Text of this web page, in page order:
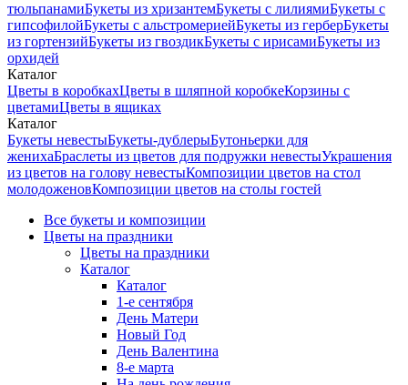
тюльпанамиБукеты из хризантемБукеты с лилиямиБукеты с
гипсофилойБукеты с альстромериейБукеты из герберБукеты
из гортензийБукеты из гвоздикБукеты с ирисамиБукеты из
орхидей
Каталог
Цветы в коробкахЦветы в шляпной коробкеКорзины с
цветамиЦветы в ящиках
Каталог
Букеты невестыБукеты-дублерыБутоньерки для
женихаБраслеты из цветов для подружки невестыУкрашения
из цветов на голову невестыКомпозиции цветов на стол
молодоженовКомпозиции цветов на столы гостей
Все букеты и композиции
Цветы на праздники
Цветы на праздники
Каталог
Каталог
1-е сентября
День Матери
Новый Год
День Валентина
8-е марта